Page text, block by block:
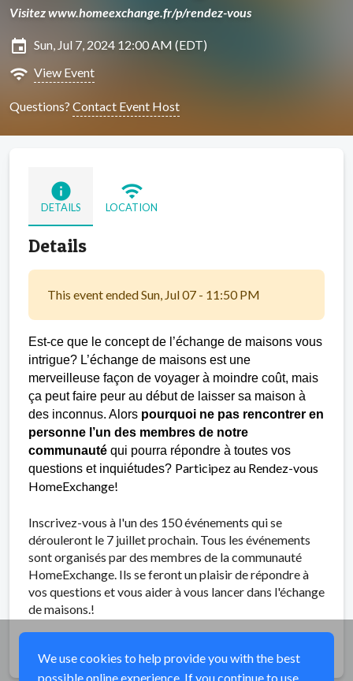
Visitez www.homeexchange.fr/p/rendez-vous
insert_invitation Sun, Jul 7, 2024 12:00 AM (EDT)
wifi View Event
Questions? Contact Event Host
info
DETAILS
wifi
LOCATION
Details
This event ended Sun, Jul 07 - 11:50 PM
Est-ce que le concept de l’échange de maisons vous
intrigue? L’échange de maisons est une
merveilleuse façon de voyager à moindre coût, mais
ça peut faire peur au début de laisser sa maison à
des inconnus. Alors pourquoi ne pas rencontrer en
personne l’un des membres de notre
communauté qui pourra répondre à toutes vos
questions et inquiétudes? Participez au Rendez-vous
HomeExchange!
Inscrivez-vous à l'un des 150 événements qui se
dérouleront le 7 juillet prochain. Tous les événements
sont organisés par des membres de la communauté
HomeExchange. Ils se feront un plaisir de répondre à
vos questions et vous aider à vous lancer dans l'échange
de maisons.!
We use cookies to help provide you with the best
possible online experience. If you continue to use